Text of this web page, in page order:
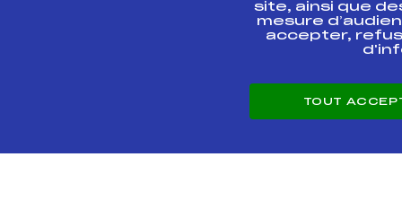
ESPACE PRESSE
site, ainsi que
mesure
accepter,
TOUT